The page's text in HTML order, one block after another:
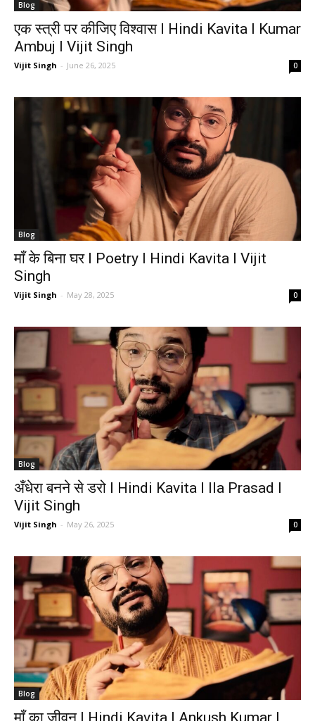
Blog
एक स्त्री पर कीजिए विश्वास I Hindi Kavita I Kumar
Ambuj I Vijit Singh
Vijit Singh - June 26, 2025 0
Blog
माँ के बिना घर I Poetry I Hindi Kavita I Vijit
Singh
Vijit Singh - May 28, 2025 0
Blog
अँधेरा बनने से डरो I Hindi Kavita I Ila Prasad I
Vijit Singh
Vijit Singh - May 26, 2025 0
Blog
माँ का जीवन I Hindi Kavita I Ankush Kumar I